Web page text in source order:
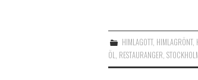
HIMLAGOTT, HIMLAGRÖNT,
ÖL, RESTAURANGER,